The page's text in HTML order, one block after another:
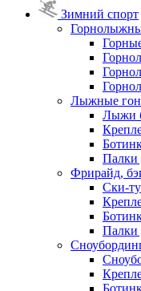
Зимний спорт
Лыжные
Лыжи
Палки
Фрирайд,
Ски-
Палки